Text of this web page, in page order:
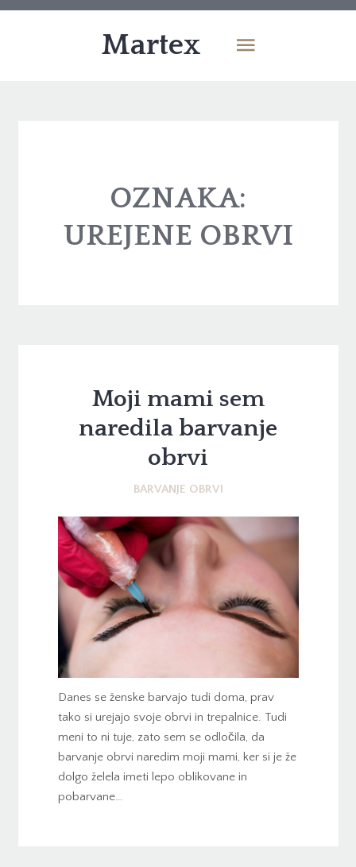
Martex
OZNAKA:
UREJENE OBRVI
Moji mami sem
naredila barvanje
obrvi
BARVANJE OBRVI
Danes se ženske barvajo tudi doma, prav
tako si urejajo svoje obrvi in trepalnice. Tudi
meni to ni tuje, zato sem se odločila, da
barvanje obrvi naredim moji mami, ker si je že
dolgo želela imeti lepo oblikovane in
pobarvane…